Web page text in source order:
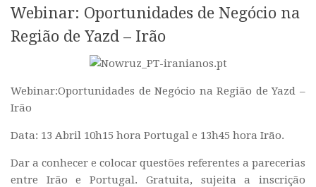
Webinar: Oportunidades de Negócio na
Região de Yazd – Irão
Webinar:Oportunidades de Negócio na Região de Yazd –
Irão
Data: 13 Abril 10h15 hora Portugal e 13h45 hora Irão.
Dar a conhecer e colocar questões referentes a parecerias
entre Irão e Portugal. Gratuita, sujeita a inscrição